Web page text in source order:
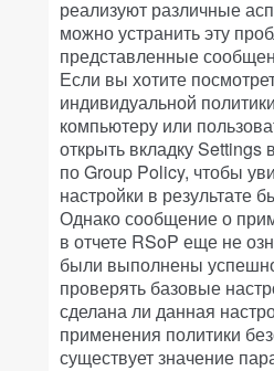
реализуют различные
можно устранить эту
представленные
Если вы хотите
индивидуальной
компьютеру или
открыть вкладку Settings
по Group Policy, чтобы
настройки в результате
Однако сообщение о
в отчете RSoP еще не
были выполнены
проверять базовые
сделана ли данная
применения политики
существует значение